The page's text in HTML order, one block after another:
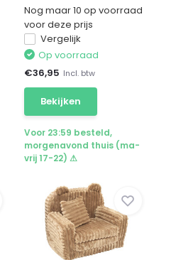
Nog maar 10 op voorraad
voor deze prijs
Vergelijk
Op voorraad
€36,95 Incl. btw
Bekijken
Voor 23:59 besteld,
morgenavond thuis (ma-
vrij 17-22) ⚠